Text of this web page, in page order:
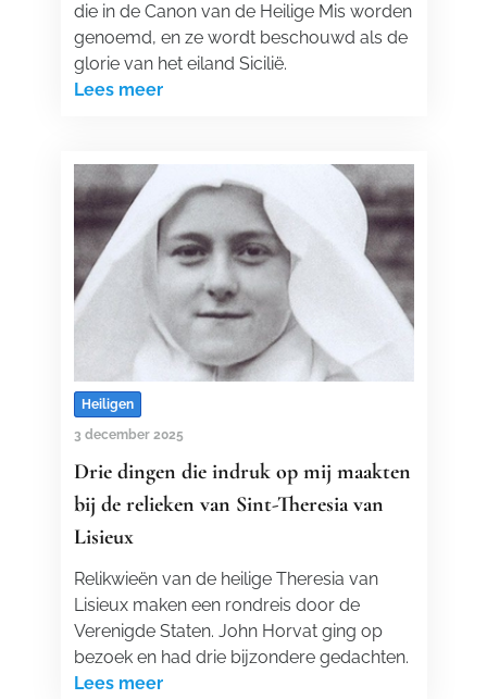
die in de Canon van de Heilige Mis worden
genoemd, en ze wordt beschouwd als de
glorie van het eiland Sicilië.
Lees meer
Heiligen
3 december 2025
Drie dingen die indruk op mij maakten
bij de relieken van Sint-Theresia van
Lisieux
Relikwieën van de heilige Theresia van
Lisieux maken een rondreis door de
Verenigde Staten. John Horvat ging op
bezoek en had drie bijzondere gedachten.
Lees meer